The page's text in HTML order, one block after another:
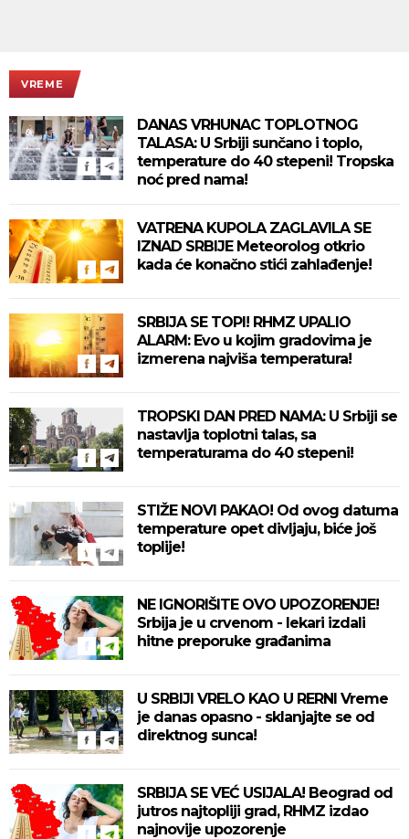
VREME
DANAS VRHUNAC TOPLOTNOG
TALASA: U Srbiji sunčano i toplo,
temperature do 40 stepeni! Tropska
noć pred nama!
VATRENA KUPOLA ZAGLAVILA SE
IZNAD SRBIJE Meteorolog otkrio
kada će konačno stići zahlađenje!
SRBIJA SE TOPI! RHMZ UPALIO
ALARM: Evo u kojim gradovima je
izmerena najviša temperatura!
TROPSKI DAN PRED NAMA: U Srbiji se
nastavlja toplotni talas, sa
temperaturama do 40 stepeni!
STIŽE NOVI PAKAO! Od ovog datuma
temperature opet divljaju, biće još
toplije!
NE IGNORIŠITE OVO UPOZORENJE!
Srbija je u crvenom - lekari izdali
hitne preporuke građanima
U SRBIJI VRELO KAO U RERNI Vreme
je danas opasno - sklanjajte se od
direktnog sunca!
SRBIJA SE VEĆ USIJALA! Beograd od
jutros najtopliji grad, RHMZ izdao
najnovije upozorenje